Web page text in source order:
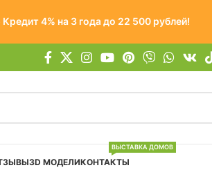
4% на 3 года до 22 500 рублей!
3D МОДЕЛИКОНТАКТЫ
ВЫСТАВКА ДОМОВ